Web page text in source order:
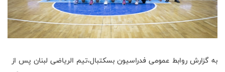
به گزارش روابط عمومی فدراسیون بسکتبال،تیم الریاضی لبنان پس از